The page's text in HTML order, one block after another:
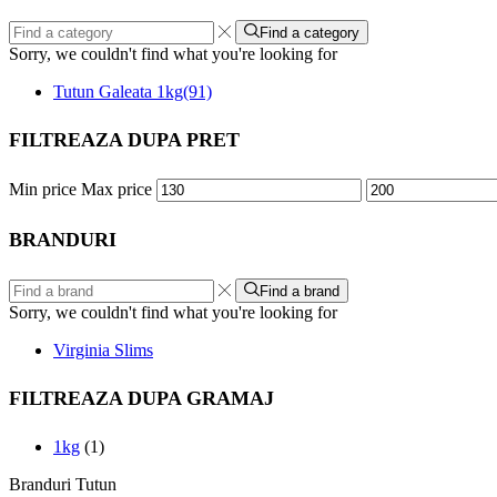
Find a category
Sorry, we couldn't find what you're looking for
Tutun Galeata 1kg(91)
FILTREAZA DUPA PRET
Min price Max price
BRANDURI
Find a brand
Sorry, we couldn't find what you're looking for
Virginia Slims
FILTREAZA DUPA GRAMAJ
1kg (1)
Branduri Tutun